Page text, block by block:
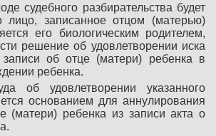
судебного разбирательства будет
лицо, записанное отцом (матерью)
его биологическим родителем,
решение об удовлетворении иска
об отце (матери) ребенка в
ребенка.
об удовлетворении указанного
основанием для аннулирования
(матери) ребенка из записи акта о